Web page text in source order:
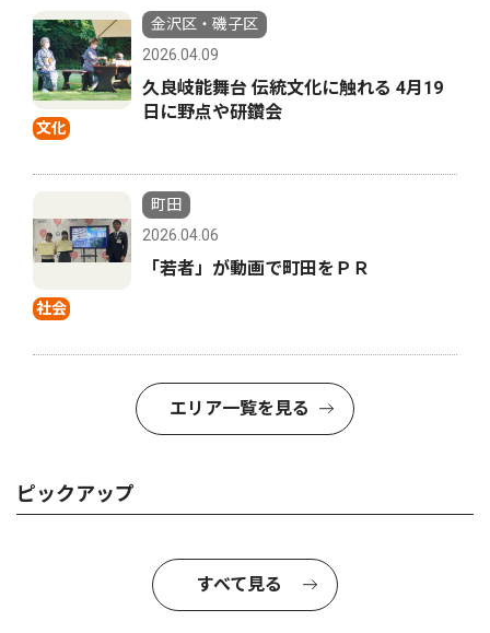
文化
金沢区・磯子区
2026.04.09
久良岐能舞台 伝統文化に触れる 4月19
日に野点や研鑽会
社会
町田
2026.04.06
「若者」が動画で町田をＰＲ
エリア一覧を見る
ピックアップ
すべて見る